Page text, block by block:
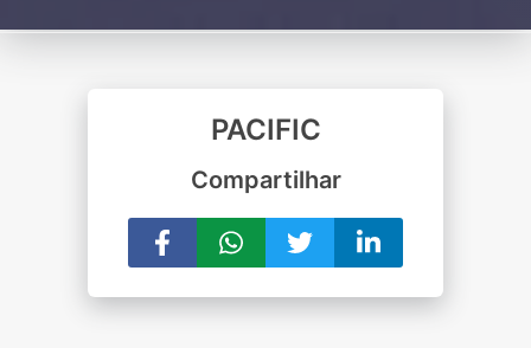
PACIFIC
Compartilhar